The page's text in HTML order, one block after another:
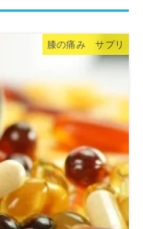
膝の痛み サプリ